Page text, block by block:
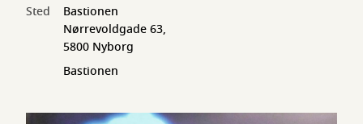
Sted
Bastionen
Nørrevoldgade 63,
5800 Nyborg
Bastionen